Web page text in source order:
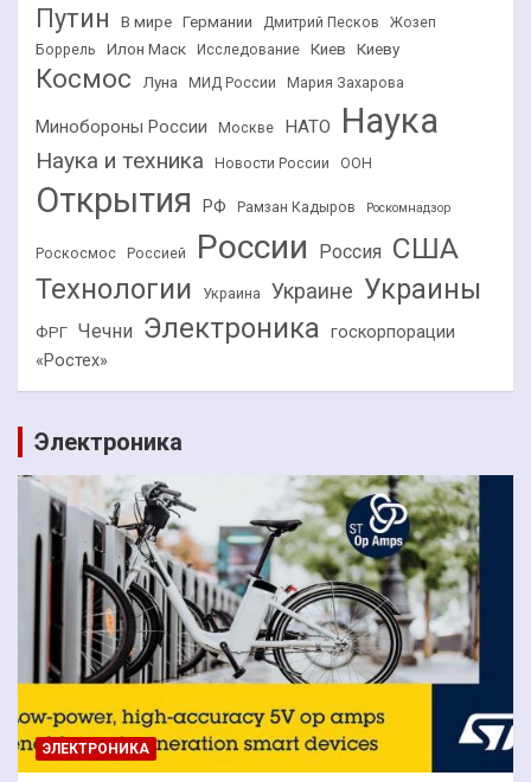
Путин
В мире Германии Дмитрий Песков
Жозеп
Боррель
Илон Маск Исследование Киев Киеву
Космос Луна МИД России Мария Захарова
Минобороны России Москве НАТО Наука
Наука и техника Новости России ООН
Открытия РФ Рамзан Кадыров Роскомнадзор
Роскосмос Россией России Россия США
Технологии Украина Украине Украины
ФРГ Чечни Электроника госкорпорации
«Ростех»
Электроника
ЭЛЕКТРОНИКА